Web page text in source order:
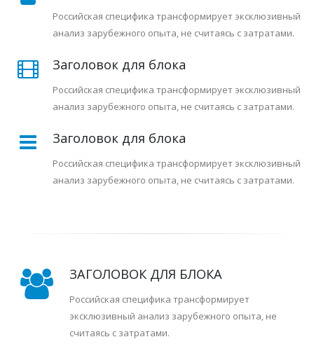
Российская специфика трансформирует эксклюзивный
анализ зарубежного опыта, не считаясь с затратами.
Заголовок для блока
Российская специфика трансформирует эксклюзивный
анализ зарубежного опыта, не считаясь с затратами.
Заголовок для блока
Российская специфика трансформирует эксклюзивный
анализ зарубежного опыта, не считаясь с затратами.
ЗАГОЛОВОК ДЛЯ БЛОКА
Российская специфика трансформирует
эксклюзивный анализ зарубежного опыта, не
считаясь с затратами.